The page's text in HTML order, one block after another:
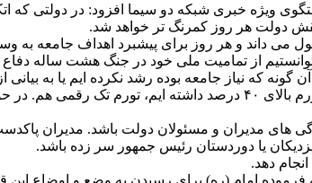
ویژه خبری شبکه دو سیما افزود: در دولتی که
دولت هر روز کمرنگ تر خواهد شد.
می داند و هر روز برای پیشبرد اهداف جامعه
اول اینکه توانستیم از تمامیت ملی خود در جنگ هشت
که نیاز جامعه بوده رشد نکرده ایم یا به بیانی
او گفت: در طول این سالها رشد ۱۰ درصد اقتصادی داشته ایم رشد ۶٫۴- درصد
های مدیران و مسئولان دولت باشد. مدیران
یا دوردستان رئیس جمهور سر زده باشد.
دهد.
فرموده امام (ره) برای رسیدن به وضع و اوضاع